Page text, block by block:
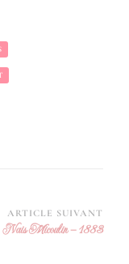
ARTICLE SUIVANT
Nais Micoulin – 1883